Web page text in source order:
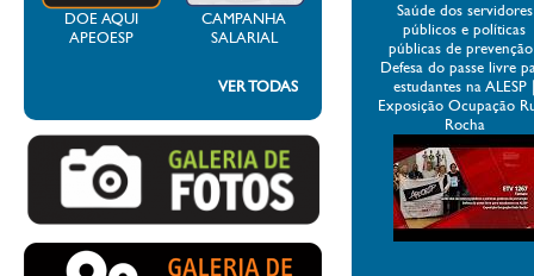
DOE AQUI
APEOESP
CAMPANHA
SALARIAL
VER TODAS
Saúde dos servidores
públicos e políticas
públicas de
Defesa do passe livre
estudantes na ALESP
Exposição Ocupação
Rocha